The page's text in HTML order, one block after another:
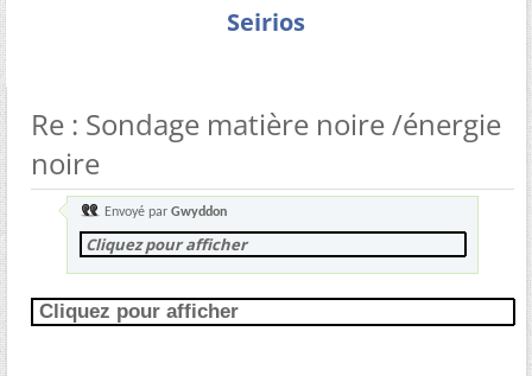
Seirios
Re : Sondage matière noire /énergie
noire
Envoyé par Gwyddon
Cliquez pour afficher
Cliquez pour afficher